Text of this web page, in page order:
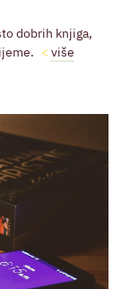
dobrih knjiga,
više